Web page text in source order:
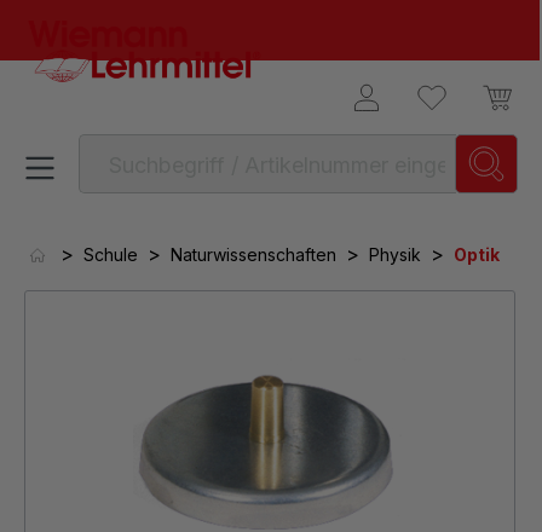
> Schule > Naturwissenschaften > Physik > Optik